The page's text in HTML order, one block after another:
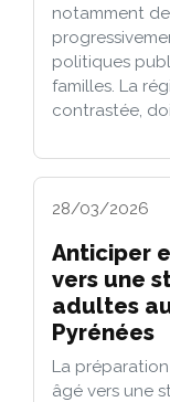
notamment
politiques
familles. La
contrastée,
28/03/2026
Anticiper
vers une
adultes
Pyrénées
La
âgé vers une